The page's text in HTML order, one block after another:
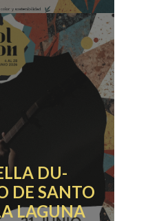
DU-
DE SANTO
LAGUNA